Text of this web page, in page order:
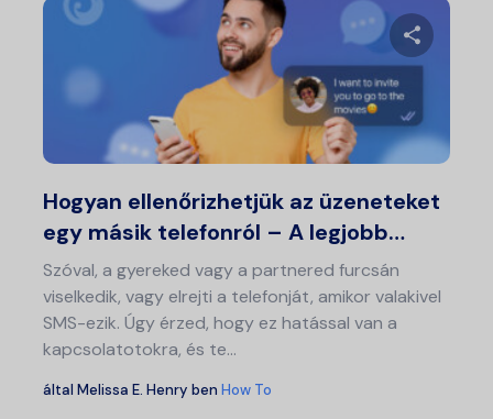
Ossza
Hogyan ellenőrizhetjük az üzeneteket
egy másik telefonról – A legjobb…
Szóval, a gyereked vagy a partnered furcsán
viselkedik, vagy elrejti a telefonját, amikor valakivel
SMS-ezik. Úgy érzed, hogy ez hatással van a
kapcsolatotokra, és te...
által Melissa E. Henry ben How To